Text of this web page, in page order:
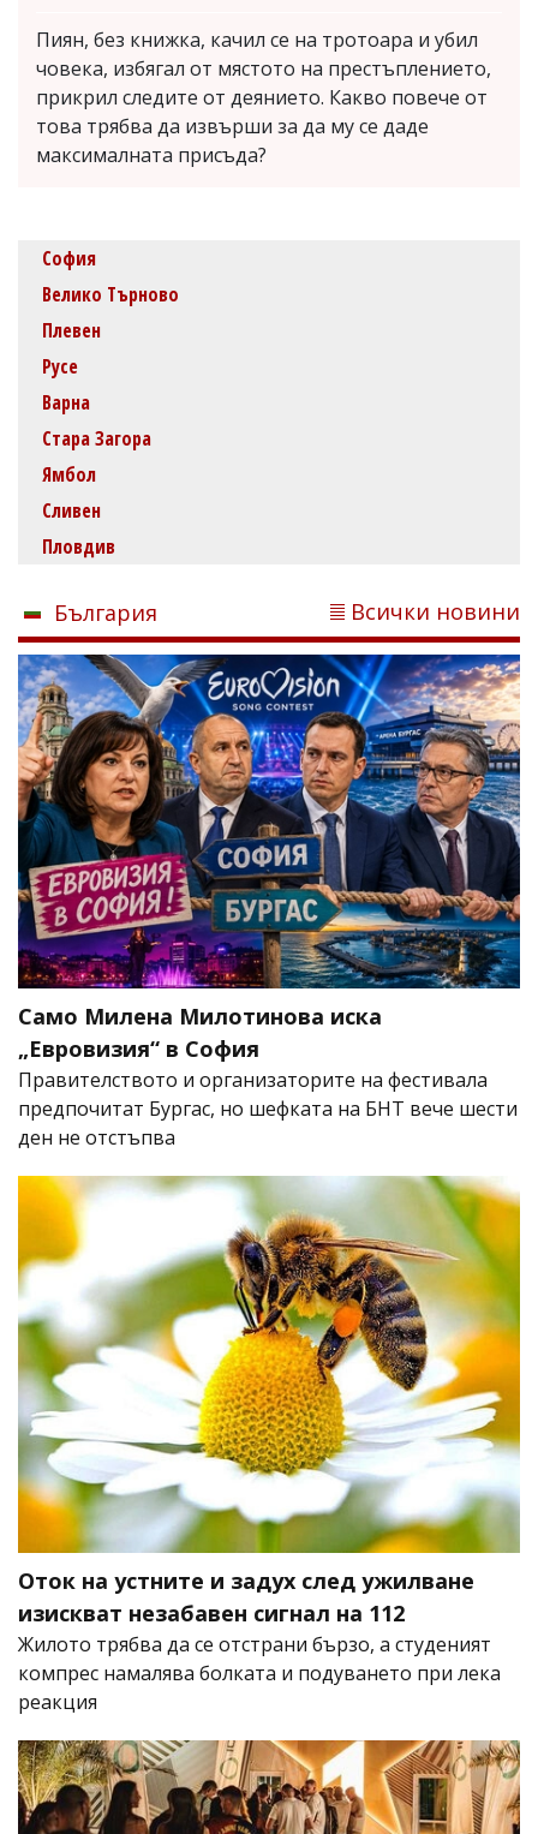
Пиян, без книжка, качил се на тротоара и убил
човека, избягал от мястото на престъплението,
прикрил следите от деянието. Какво повече от
това трябва да извърши за да му се даде
максималната присъда?
София
Велико Търново
Плевен
Русе
Варна
Стара Загора
Ямбол
Сливен
Пловдив
България Всички новини
Само Милена Милотинова иска
„Евровизия“ в София
Правителството и организаторите на фестивала
предпочитат Бургас, но шефката на БНТ вече шести
ден не отстъпва
Оток на устните и задух след ужилване
изискват незабавен сигнал на 112
Жилото трябва да се отстрани бързо, а студеният
компрес намалява болката и подуването при лека
реакция